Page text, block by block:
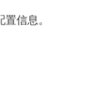
信息。